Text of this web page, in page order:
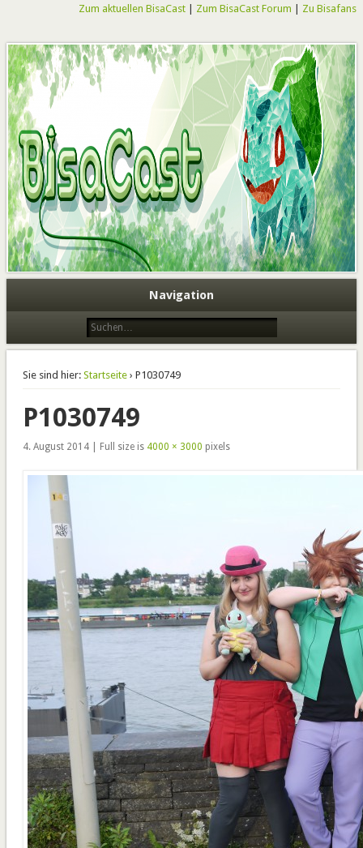
Zum aktuellen BisaCast Zum BisaCast Forum Zu Bisafans
Navigation
Sie sind hier: Startseite› P1030749
P1030749
4. August 2014 | Full size is 4000 × 3000 pixels